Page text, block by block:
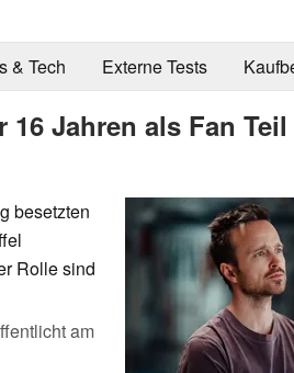
& Tech Externe Tests
Jahren als Fan
besetzten
Rolle sind
am